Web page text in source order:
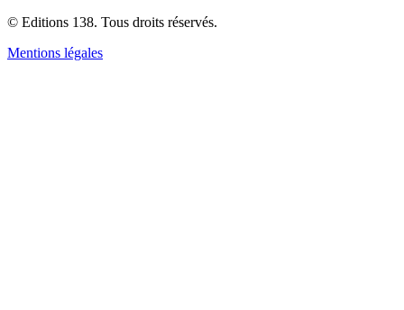
© Editions 138. Tous droits réservés.
Mentions légales